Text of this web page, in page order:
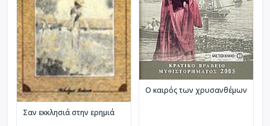
Σαν εκκλησιά στην ερημιά
Ο καιρός των χρυσανθέμων